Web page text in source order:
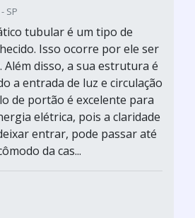
SP
tubular é um tipo de
Isso ocorre por ele ser
Além disso, a sua estrutura é
a entrada de luz e circulação
de portão é excelente para
elétrica, pois a claridade
entrar, pode passar até
da cas...